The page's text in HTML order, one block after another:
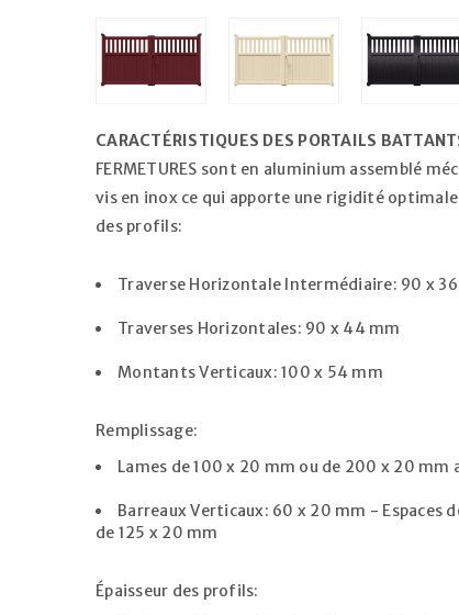
CARACTÉRISTIQUES DES PORTAILS
FERMETURES sont en aluminium assemblé
vis en inox ce qui apporte une rigidité
des profils:
Traverse Horizontale Intermédiaire: 90 x
Traverses Horizontales: 90 x 44 mm
Montants Verticaux: 100 x 54 mm
Remplissage:
Lames de 100 x 20 mm ou de 200 x 20 mm
Barreaux Verticaux: 60 x 20 mm - Espaces
de 125 x 20 mm
Épaisseur des profils: